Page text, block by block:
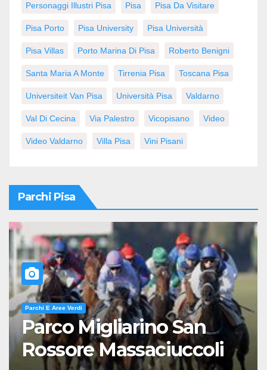
Personaggi Illustri Pisa Pisa Pisa Da Visitare
Pisa Porto Pisa University Pisa Università
Pisa Villas Porto Marina Di Pisa Roberto Benigni
Santa Maria A Monte Tirrenia Pisa Toscana Pisa
Universiteit Van Pisa Università Pisa Valdarno
Val Di Cecina Via Palestro Vicopisano Video
Video Valdarno Villa Pisa Vini Pisani
Parchi Pisa
Parchi E Aree Verdi
Parco Migliarino San
Rossore Massaciuccoli